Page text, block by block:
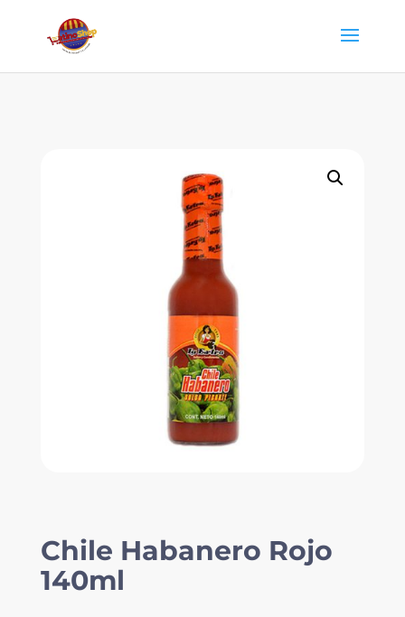
Chile Habanero Rojo
140ml